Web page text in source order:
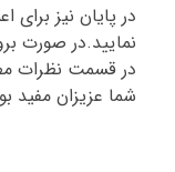
در پایان نیز برای
نمایید.در صورت
در قسمت نظرات
شما عزیزان مفید